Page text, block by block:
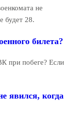
не
будет 28.
билета?
при побеге? Если
явился, когда